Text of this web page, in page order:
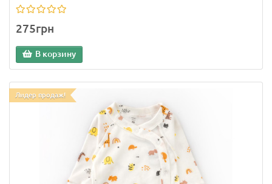
275грн
В корзину
Лидер продаж!